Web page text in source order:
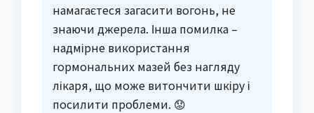
намагаєтеся загасити вогонь, не
знаючи джерела. Інша помилка –
надмірне використання
гормональних мазей без нагляду
лікаря, що може витончити шкіру і
посилити проблеми. 😟